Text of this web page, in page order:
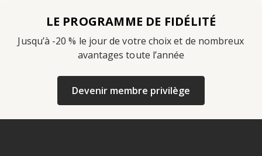
LE PROGRAMME DE FIDÉLITÉ
Jusqu’à -20 % le jour de votre choix et de nombreux
avantages toute l’année
Devenir membre privilège